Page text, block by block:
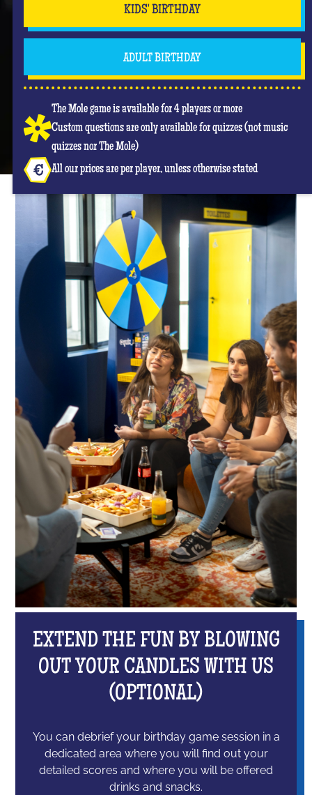
KIDS' BIRTHDAY
ADULT BIRTHDAY
The Mole game is available for 4 players or more
Custom questions are only available for quizzes (not music
quizzes nor The Mole)
All our prices are per player, unless otherwise stated
EXTEND THE FUN BY BLOWING
OUT YOUR CANDLES WITH US
(OPTIONAL)
You can debrief your birthday game session in a
dedicated area where you will find out your
detailed scores and where you will be offered
drinks and snacks.